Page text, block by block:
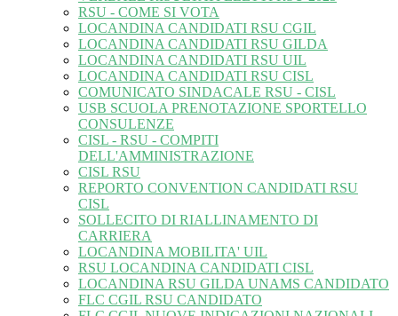
RSU - COME SI VOTA
LOCANDINA CANDIDATI RSU CGIL
LOCANDINA CANDIDATI RSU GILDA
LOCANDINA CANDIDATI RSU UIL
LOCANDINA CANDIDATI RSU CISL
COMUNICATO SINDACALE RSU - CISL
USB SCUOLA PRENOTAZIONE SPORTELLO
CONSULENZE
CISL - RSU - COMPITI
DELL'AMMINISTRAZIONE
CISL RSU
REPORTO CONVENTION CANDIDATI RSU
CISL
SOLLECITO DI RIALLINAMENTO DI
CARRIERA
LOCANDINA MOBILITA' UIL
RSU LOCANDINA CANDIDATI CISL
LOCANDINA RSU GILDA UNAMS CANDIDATO
FLC CGIL RSU CANDIDATO